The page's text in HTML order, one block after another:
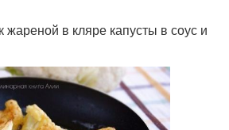
в кляре капусты в соус и